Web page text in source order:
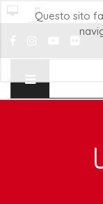
Questo sito